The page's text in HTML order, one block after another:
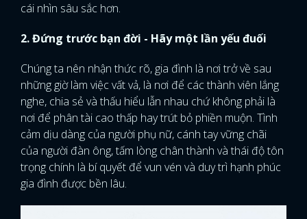
cái nhìn sâu sắc hơn.
2. Đứng trước bạn đời - Hãy một lần yếu đuối
Chúng ta nên nhận thức rõ, gia đình là nơi trở về sau
những giờ làm việc vất vả, là nơi để các thành viên lắng
nghe, chia sẻ và thấu hiểu lẫn nhau chứ không phải là
nơi để phân tài cao thấp hay trút bỏ phiền muộn. Tình
cảm dịu dàng của người phụ nữ, cánh tay vững chãi
của người đàn ông, tấm lòng chân thành và thái độ tôn
trọng chính là bí quyết để vun vén và duy trì hạnh phúc
gia đình được bền lâu.